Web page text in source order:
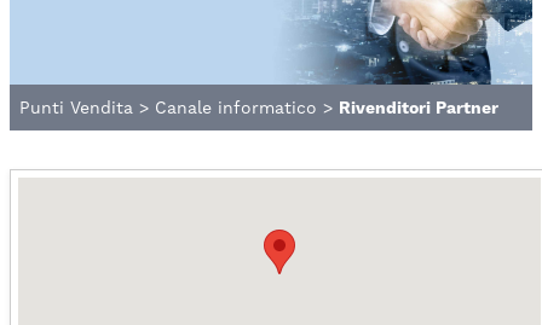
Punti Vendita > Canale informatico > Rivenditori Partner